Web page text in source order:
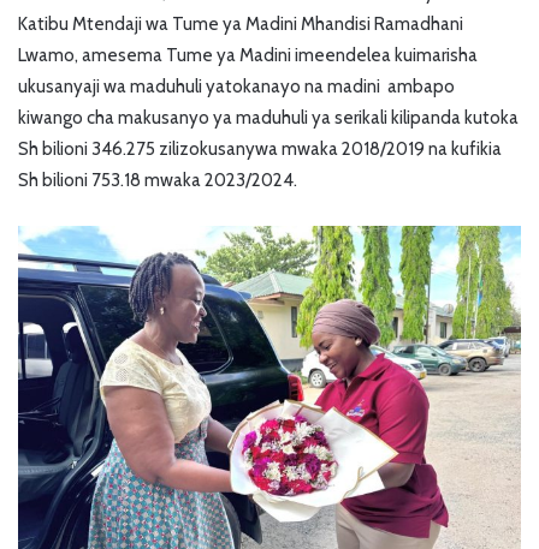
Katibu Mtendaji wa Tume ya Madini Mhandisi Ramadhani
Lwamo, amesema Tume ya Madini imeendelea kuimarisha
ukusanyaji wa maduhuli yatokanayo na madini ambapo
kiwango cha makusanyo ya maduhuli ya serikali kilipanda kutoka
Sh bilioni 346.275 zilizokusanywa mwaka 2018/2019 na kufikia
Sh bilioni 753.18 mwaka 2023/2024.